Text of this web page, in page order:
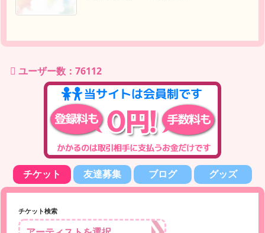
ユーザー数：76112
チケット 友達募集 ブログ グッズ
チケット検索